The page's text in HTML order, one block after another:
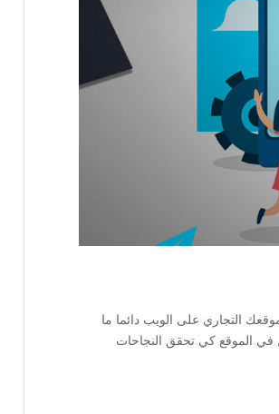
التجاري على الويب دائما ما
في الموقع كي تحقق النجاحات